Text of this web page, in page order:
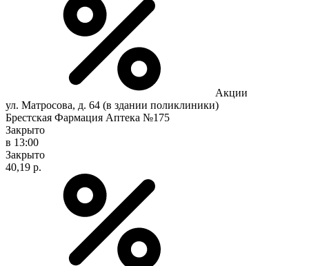
Акции
ул. Матросова, д. 64 (в здании поликлиники)
Брестская Фармация Аптека №175
Закрыто
в 13:00
Закрыто
40,19 р.